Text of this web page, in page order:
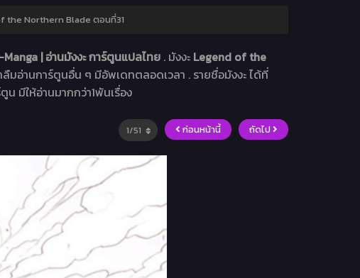
the Northern Blade ตอนที่31
| อ่านมังงะ การ์ตูนแปลไทย . มังงะ Legend of the
ลืมอ่านการ์ตูนอื่น ๆ มีอัพเดทตลอดเวลา . รายชื่อมังงะ ได้ที่
น มีให้อ่านมากกว่า1พันเรื่อง
ก่อนหน้านี้ ถัดไป